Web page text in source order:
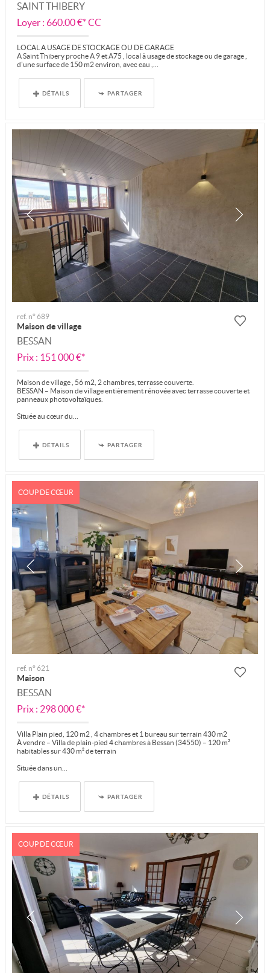
SAINT THIBERY
Loyer : 660.00 €*CC
LOCAL A USAGE DE STOCKAGE OU DE GARAGE
A Saint Thibery proche A 9 et A75 , local à usage de stockage ou de garage ,
d'une surface de 150 m2 environ, avec eau ,...
DÉTAILS PARTAGER
ref. n° 689
Maison de village
BESSAN
Prix : 151 000 €*
Maison de village , 56 m2, 2 chambres, terrasse couverte.
BESSAN – Maison de village entièrement rénovée avec terrasse couverte et
panneaux photovoltaïques.
Située au cœur du...
DÉTAILS PARTAGER
COUP DE CŒUR
ref. n° 621
Maison
BESSAN
Prix : 298 000 €*
Villa Plain pied, 120 m2 , 4 chambres et 1 bureau sur terrain 430 m2
À vendre – Villa de plain-pied 4 chambres à Bessan (34550) – 120 m²
habitables sur 430 m² de terrain
Située dans un...
DÉTAILS PARTAGER
COUP DE CŒUR